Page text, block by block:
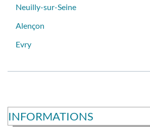
Neuilly-sur-Seine
Alençon
Evry
INFORMATIONS